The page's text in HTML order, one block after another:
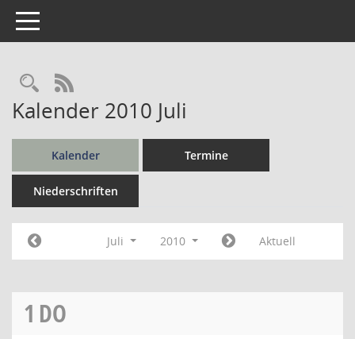
Toggle navigation
Rechercheauswahl
RSS-Feed
Kalender 2010 Juli
Kalender Termine
Niederschriften
Juli 2010 Aktuell
1 DO